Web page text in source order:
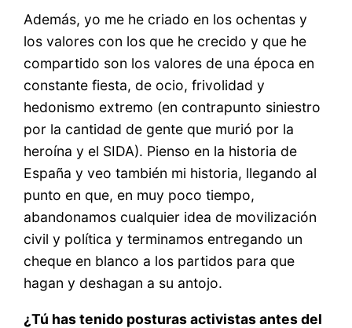
Además, yo me he criado en los ochentas y
los valores con los que he crecido y que he
compartido son los valores de una época en
constante fiesta, de ocio, frivolidad y
hedonismo extremo (en contrapunto siniestro
por la cantidad de gente que murió por la
heroína y el SIDA). Pienso en la historia de
España y veo también mi historia, llegando al
punto en que, en muy poco tiempo,
abandonamos cualquier idea de movilización
civil y política y terminamos entregando un
cheque en blanco a los partidos para que
hagan y deshagan a su antojo.
¿Tú has tenido posturas activistas antes del